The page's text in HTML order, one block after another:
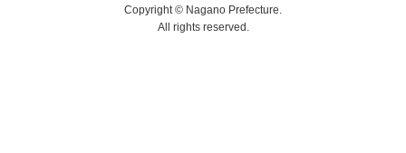
Copyright © Nagano Prefecture.
All rights reserved.